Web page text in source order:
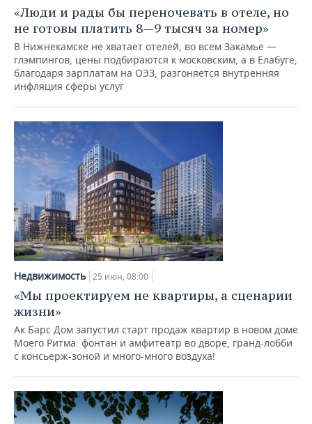
«Люди и рады бы переночевать в отеле, но
не готовы платить 8—9 тысяч за номер»
В Нижнекамске не хватает отелей, во всем Закамье —
глэмпингов, цены подбираются к московским, а в Елабуге,
благодаря зарплатам на ОЭЗ, разгоняется внутренняя
инфляция сферы услуг
Недвижимость 25 июн, 08:00
«Мы проектируем не квартиры, а сценарии
жизни»
Ак Барс Дом запустил старт продаж квартир в новом доме
Моего Ритма: фонтан и амфитеатр во дворе, гранд-лобби
с консьерж-зоной и много-много воздуха!